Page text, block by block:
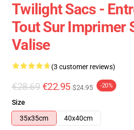
Twilight Sacs -
Tout Sur Imprimer
Valise
(3 customer reviews)
€28.69 €22.95 $24.95 -20%
Size
35x35cm
40x40cm